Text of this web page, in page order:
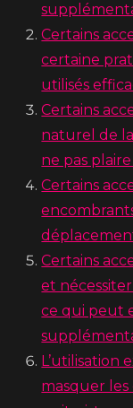
Certains
certaine
utilisés
Certains
naturel de
ne pas
Certains
Certains
et
ce qui peut
L’utilisation
masquer